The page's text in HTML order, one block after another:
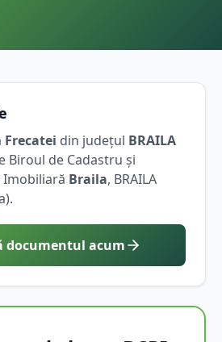
Frecatei din județul BRAILA
Biroul de Cadastru și
Imobiliară Braila, BRAILA
).
documentul acum